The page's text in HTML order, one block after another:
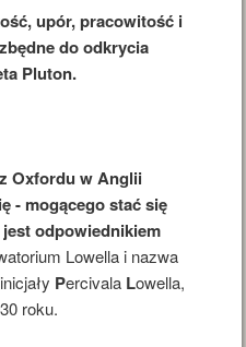
upór, pracowitość i
do odkrycia
Pluton.
Oxfordu w Anglii
- mogącego stać się
odpowiednikiem
Lowella i nazwa
Percivala Lowella,
roku.